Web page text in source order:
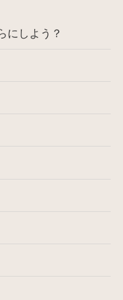
にしよう？